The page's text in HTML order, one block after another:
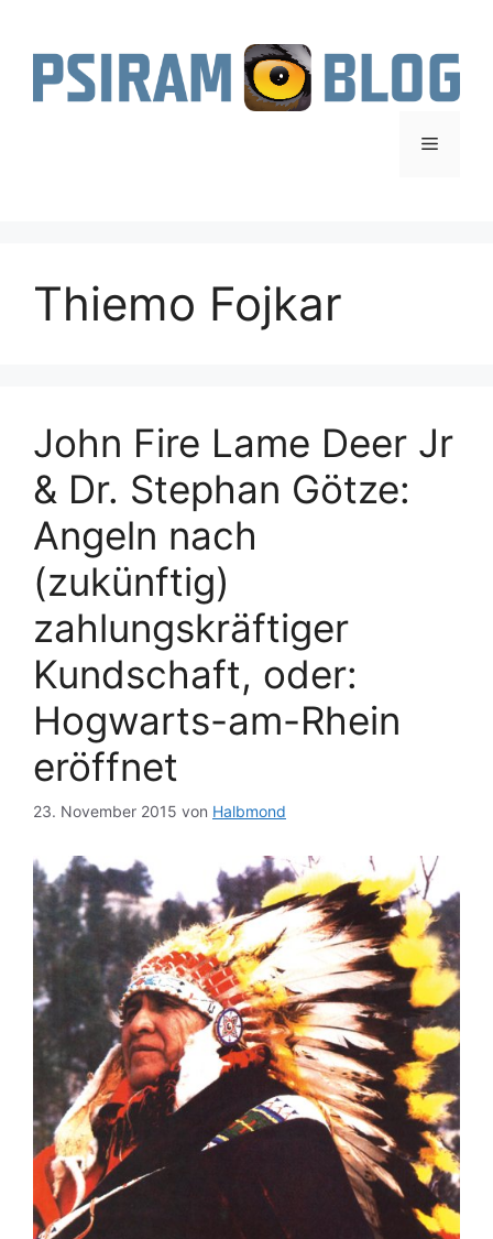
springen
Menü
Thiemo Fojkar
John Fire Lame Deer Jr
& Dr. Stephan Götze:
Angeln nach
(zukünftig)
zahlungskräftiger
Kundschaft, oder:
Hogwarts-am-Rhein
eröffnet
23. November 2015 von Halbmond